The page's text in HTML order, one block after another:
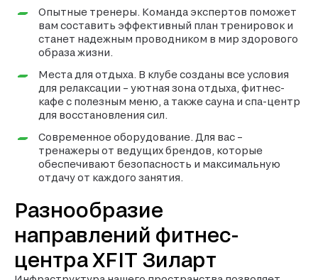
Опытные тренеры. Команда экспертов поможет
вам составить эффективный план тренировок и
станет надежным проводником в мир здорового
образа жизни.
Места для отдыха. В клубе созданы все условия
для релаксации – уютная зона отдыха, фитнес-
кафе с полезным меню, а также сауна и спа-центр
для восстановления сил.
Современное оборудование. Для вас –
тренажеры от ведущих брендов, которые
обеспечивают безопасность и максимальную
отдачу от каждого занятия.
Разнообразие
направлений фитнес-
центра XFIT Зиларт